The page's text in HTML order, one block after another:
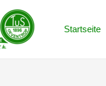
Startseite